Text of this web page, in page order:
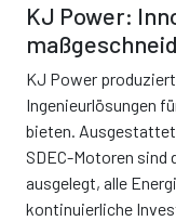
KJ Power:
KJ Power
Ingenieurlösungen
bieten.
SDEC-Motoren sind
ausgelegt, alle
kontinuierliche